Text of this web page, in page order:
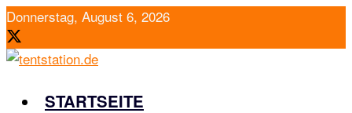
Donnerstag, August 6, 2026
STARTSEITE